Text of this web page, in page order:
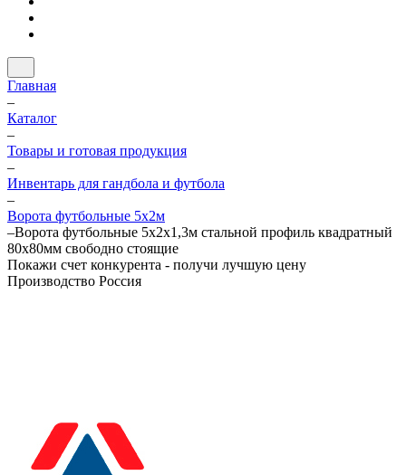
Главная
–
Каталог
–
Товары и готовая продукция
–
Инвентарь для гандбола и футбола
–
Ворота футбольные 5х2м
–Ворота футбольные 5х2х1,3м стальной профиль квадратный
80х80мм свободно стоящие
Покажи счет конкурента - получи лучшую цену
Производство Россия